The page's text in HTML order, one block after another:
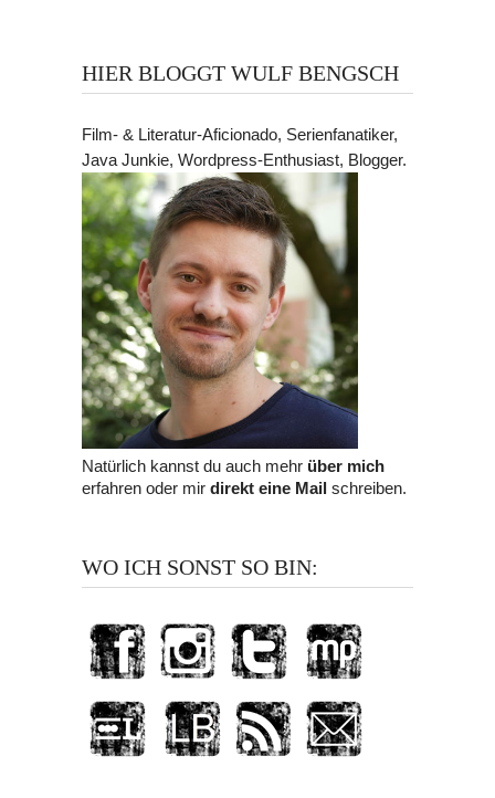
HIER BLOGGT WULF BENGSCH
Film- & Literatur-Aficionado, Serienfanatiker,
Java Junkie, Wordpress-Enthusiast, Blogger.
Natürlich kannst du auch mehr über mich
erfahren oder mir direkt eine Mailschreiben.
WO ICH SONST SO BIN: